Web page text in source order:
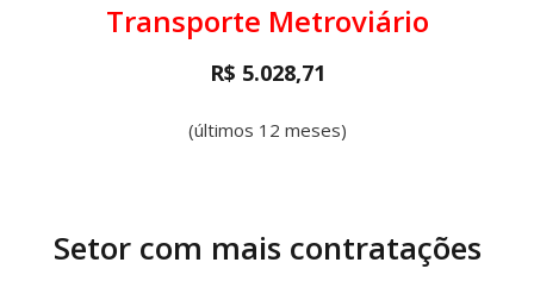
Transporte Metroviário
R$ 5.028,71
(últimos 12 meses)
Setor com mais contratações